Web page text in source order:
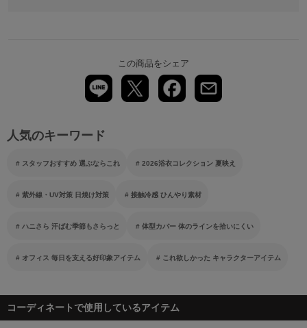
この商品をシェア
人気のキーワード
スタッフおすすめ 選ぶならこれ 2026浴衣コレクション 夏映え
紫外線・UV対策 日焼け対策 接触冷感 ひんやり素材
ハニさら 汗ばむ季節もさらっと 体型カバー 体のラインを拾いにくい
オフィス 毎日を支える好印象アイテム これ欲しかった キャラクターアイテム
コーディネートで使用しているアイテム